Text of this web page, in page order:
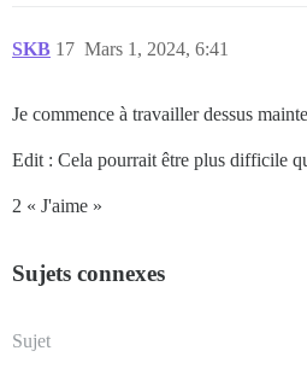
SKB Mars 1, 2024, 6:41
17
Je commence à travailler dessus
Edit : Cela pourrait être plus difficile
2 « J'aime »
Sujets connexes
Sujet